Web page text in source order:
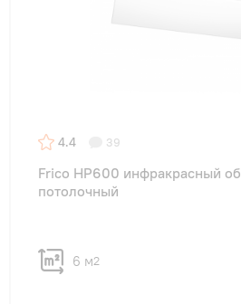
4.4 39
Frico HP600 инфракрасный
потолочный
6 м2